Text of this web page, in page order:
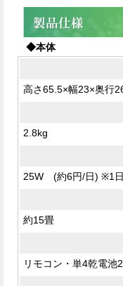
◆本体
高さ65.5×幅23×奥行
2.8kg
25W (約6円/日) ※1
約15畳
リモコン・単4乾電池